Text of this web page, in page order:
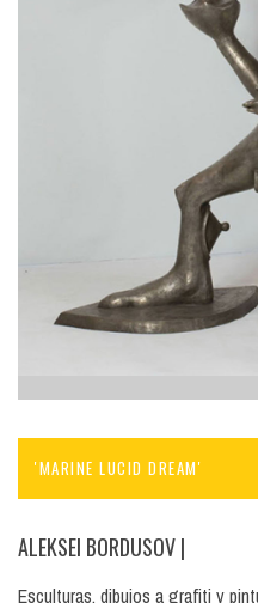
'MARINE LUCID DREAM'
ALEKSEI BORDUSOV|
Esculturas, dibujos a grafiti y